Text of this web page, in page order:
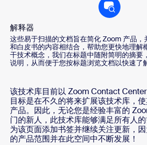
解释器
这些易于扫描的文档旨在简化 Zoom 产品，
和白皮书的内容相结合，帮助您更快地理解
干技术概念，我们在标题中随附简明的摘要
说明，从而便于您按标题浏览文档以快速了
该技术库目前以 Zoom Contact
目标是在不久的将来扩展该技术库，
产品。因此，无论您是经验丰富的
门的新人，此技术库能够满足所有人
为该页面添加书签并继续关注更新，
的产品范围并在此空间中不断发展！